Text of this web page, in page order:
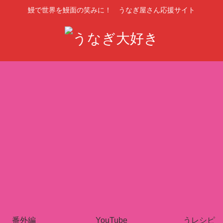
鰻で世界を鰻面の笑みに！ うなぎ屋さん応援サイト
番外編 YouTube うレシピ